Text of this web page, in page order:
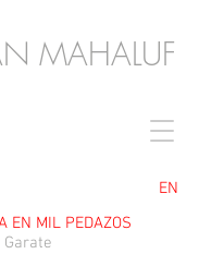
MAHALUF
EN
EN MIL PEDAZOS